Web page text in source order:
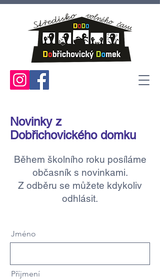
Novinky z
Dobřichovického domku
Během školního roku posíláme
občasník s novinkami.
Z odběru se můžete kdykoliv
odhlásit.
Jméno
Příjmení